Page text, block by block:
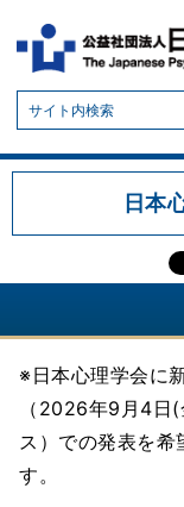
日本
※日本心理学会に
（2026年9月4
ス）での発表を希
す。